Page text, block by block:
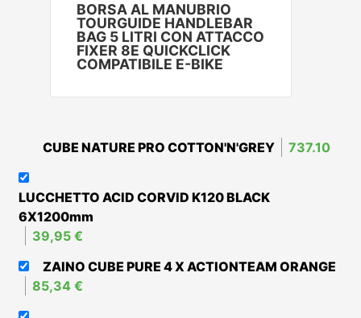
BORSA AL MANUBRIO
TOURGUIDE HANDLEBAR
BAG 5 LITRI CON ATTACCO
FIXER 8E QUICKCLICK
COMPATIBILE E-BIKE
CUBE NATURE PRO COTTON'N'GREY 737.10
LUCCHETTO ACID CORVID K120 BLACK
6X1200mm
39,95 €
ZAINO CUBE PURE 4 X ACTIONTEAM ORANGE
85,34 €